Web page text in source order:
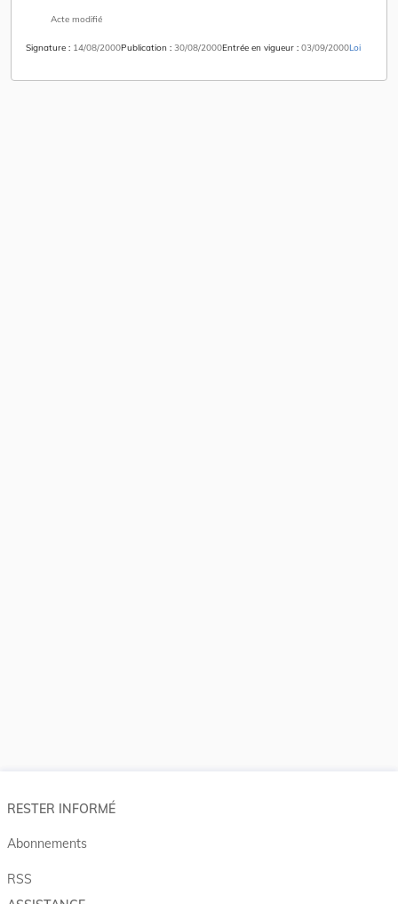
Acte modifié
Signature 14/08/2000Publication 30/08/2000Entrée en vigueur 03/09/2000Loi
RESTER INFORMÉ
Abonnements
RSS